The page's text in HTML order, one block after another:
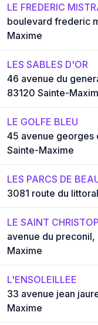
LE FREDERIC
boulevard frederic
Maxime
LES SABLES D'OR
46 avenue du
83120 Sainte-
LE GOLFE BLEU
45 avenue georges
Sainte-Maxime
LES PARCS DE
3081 route du
LE SAINT
avenue du preconil,
Maxime
L'ENSOLEILLEE
33 avenue jean
Maxime